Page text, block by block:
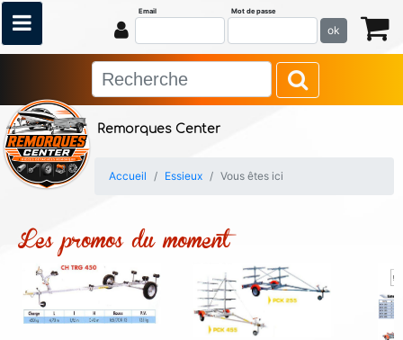
Remorques Center
Email Mot de passe
ok
Accueil Essieux Vous êtes ici
Les promos du moment